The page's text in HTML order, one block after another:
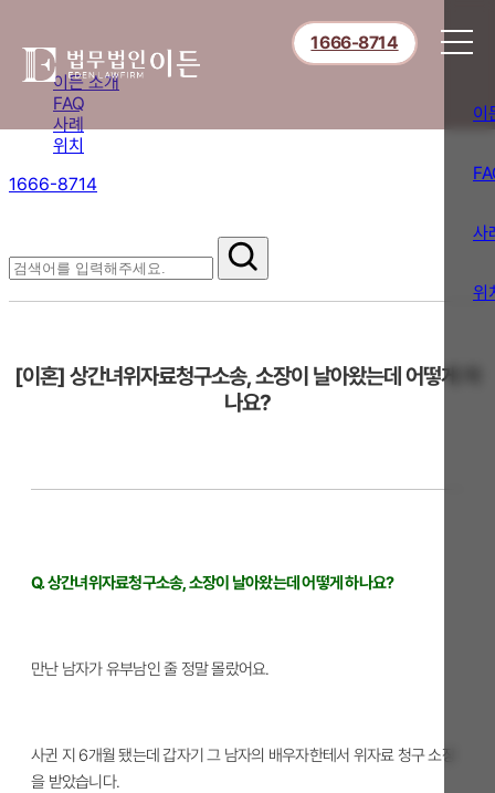
이든 소개
FAQ
사례
위치
1666-8714
1666-8714
이
사
위
[이혼] 상간녀위자료청구소송, 소장이 날아왔는데 어떻게 하
나요?
Q. 상간녀위자료청구소송, 소장이 날아왔는데 어떻게 하나요?
만난 남자가 유부남인 줄 정말 몰랐어요.
사귄 지 6개월 됐는데 갑자기 그 남자의 배우자한테서 위자료 청구 소장
을 받았습니다.